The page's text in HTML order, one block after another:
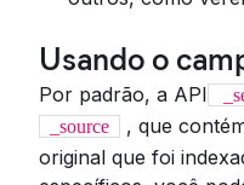
Usando o
Por padrão, a API
_source
, que
original que foi